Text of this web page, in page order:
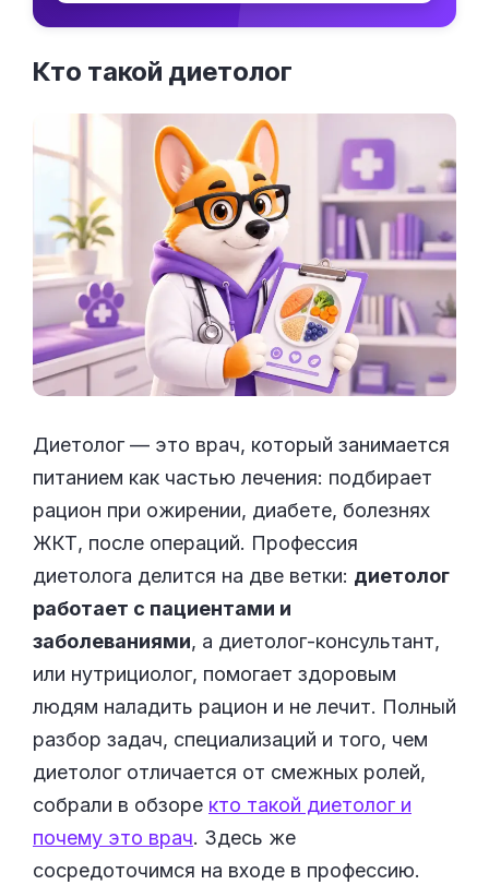
Кто такой диетолог
Диетолог — это врач, который занимается
питанием как частью лечения: подбирает
рацион при ожирении, диабете, болезнях
ЖКТ, после операций. Профессия
диетолога делится на две ветки: диетолог
работает с пациентами и
заболеваниями, а диетолог-консультант,
или нутрициолог, помогает здоровым
людям наладить рацион и не лечит. Полный
разбор задач, специализаций и того, чем
диетолог отличается от смежных ролей,
собрали в обзоре кто такой диетолог и
почему это врач. Здесь же
сосредоточимся на входе в профессию.